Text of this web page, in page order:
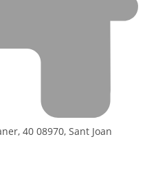
40 08970, Sant Joan